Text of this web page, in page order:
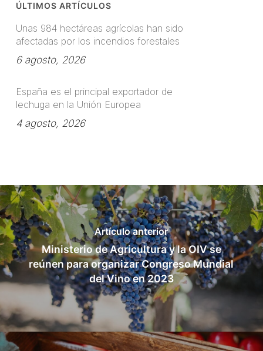
ÚLTIMOS ARTÍCULOS
Unas 984 hectáreas agrícolas han sido
afectadas por los incendios forestales
6 agosto, 2026
España es el principal exportador de
lechuga en la Unión Europea
4 agosto, 2026
Artículo anterior
Ministerio de Agricultura y la OIV se
reúnen para organizar Congreso Mundial
del Vino en 2023